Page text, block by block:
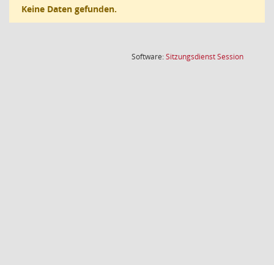
Keine Daten gefunden.
Software:SitzungsdienstSession(Wird in